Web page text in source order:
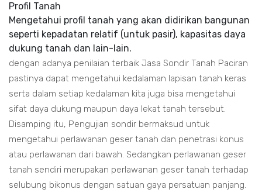
Profil Tanah
Mengetahui profil tanah yang akan didirikan bangunan
seperti kepadatan relatif (untuk pasir), kapasitas daya
dukung tanah dan lain-lain.
dengan adanya penilaian terbaik Jasa Sondir Tanah Paciran
pastinya dapat mengetahui kedalaman lapisan tanah keras
serta dalam setiap kedalaman kita juga bisa mengetahui
sifat daya dukung maupun daya lekat tanah tersebut.
Disamping itu, Pengujian sondir bermaksud untuk
mengetahui perlawanan geser tanah dan penetrasi konus
atau perlawanan dari bawah. Sedangkan perlawanan geser
tanah sendiri merupakan perlawanan geser tanah terhadap
selubung bikonus dengan satuan gaya persatuan panjang.